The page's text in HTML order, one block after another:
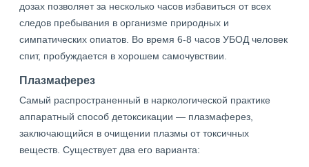
дозах позволяет за несколько часов избавиться от всех
следов пребывания в организме природных и
симпатических опиатов. Во время 6-8 часов УБОД человек
спит, пробуждается в хорошем самочувствии.
Плазмаферез
Самый распространенный в наркологической практике
аппаратный способ детоксикации — плазмаферез,
заключающийся в очищении плазмы от токсичных
веществ. Существует два его варианта: